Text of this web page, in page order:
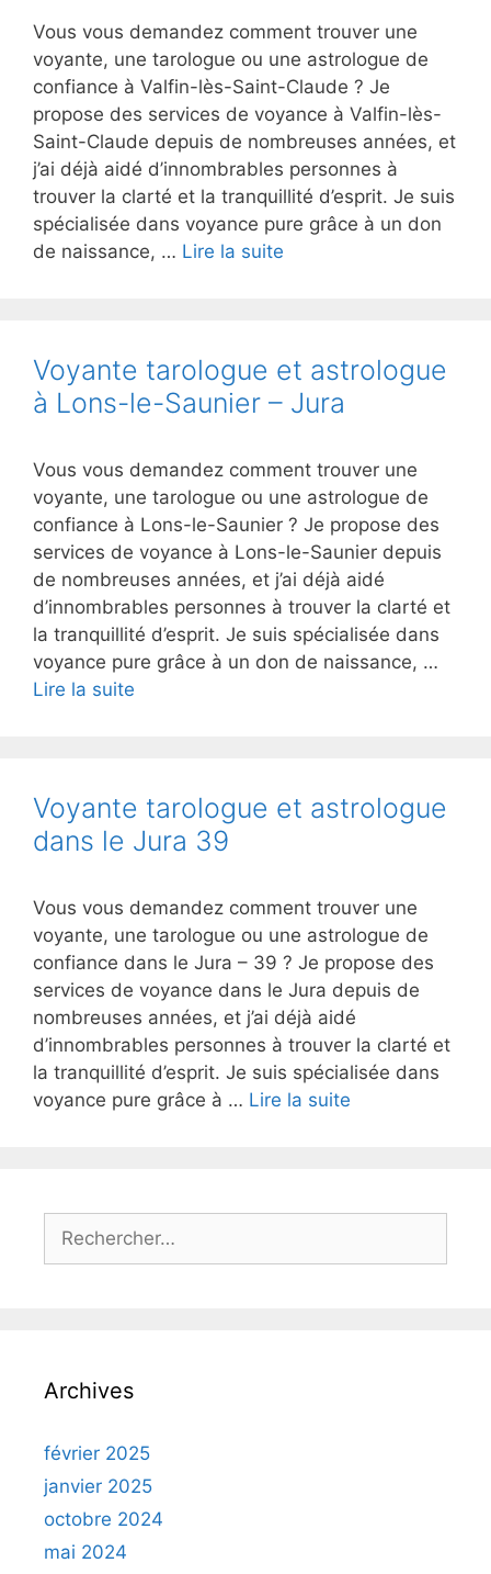
Vous vous demandez comment trouver une
voyante, une tarologue ou une astrologue de
confiance à Valfin-lès-Saint-Claude ? Je
propose des services de voyance à Valfin-lès-
Saint-Claude depuis de nombreuses années, et
j’ai déjà aidé d’innombrables personnes à
trouver la clarté et la tranquillité d’esprit. Je suis
spécialisée dans voyance pure grâce à un don
de naissance, … Lire la suite
Voyante tarologue et astrologue
à Lons-le-Saunier – Jura
Vous vous demandez comment trouver une
voyante, une tarologue ou une astrologue de
confiance à Lons-le-Saunier ? Je propose des
services de voyance à Lons-le-Saunier depuis
de nombreuses années, et j’ai déjà aidé
d’innombrables personnes à trouver la clarté et
la tranquillité d’esprit. Je suis spécialisée dans
voyance pure grâce à un don de naissance, …
Lire la suite
Voyante tarologue et astrologue
dans le Jura 39
Vous vous demandez comment trouver une
voyante, une tarologue ou une astrologue de
confiance dans le Jura – 39 ? Je propose des
services de voyance dans le Jura depuis de
nombreuses années, et j’ai déjà aidé
d’innombrables personnes à trouver la clarté et
la tranquillité d’esprit. Je suis spécialisée dans
voyance pure grâce à … Lire la suite
Archives
février 2025
janvier 2025
octobre 2024
mai 2024